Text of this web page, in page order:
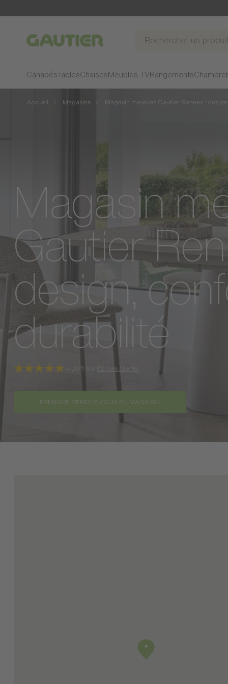
Gautier
CanapésTablesChaises Meubles TV RangementsChambre
Accueil Magasins Magasin meubles Gautier Rennes :
Magasin
Gautier
design,
durabilité
4,8/5 sur 62 avis clients
PRENDRE RENDEZ-VOUS EN MAGASIN